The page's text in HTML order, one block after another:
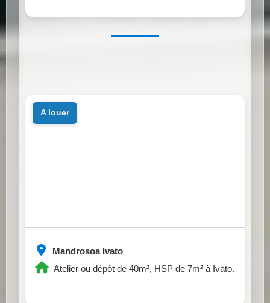
Mandrosoa Ivato
Atelier ou dépôt de 40m², HSP de 7m² à Ivato.
a louer